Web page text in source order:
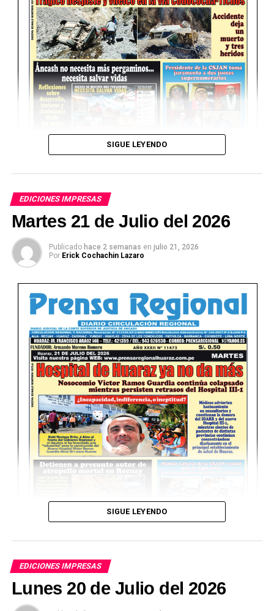
SIGUE LEYENDO
EDICIONES IMPRESAS
Martes 21 de Julio del 2026
Publicado hace 2 semanas en julio 21, 2026
Por Erick Cochachin Lazaro
SIGUE LEYENDO
EDICIONES IMPRESAS
Lunes 20 de Julio del 2026